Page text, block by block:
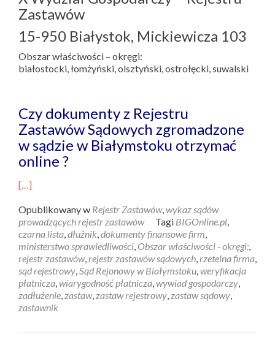
Zastawów
15-950 Białystok, Mickiewicza 103
Obszar właściwości – okręgi:
białostocki, łomżyński, olsztyński, ostrołęcki, suwalski
Czy dokumenty z Rejestru
Zastawów Sądowych zgromadzone
w sądzie w Białymstoku otrzymać
online ?
[…]
Opublikowany w Rejestr Zastawów,wykaz sądów
prowadzących rejestr zastawów
Tagi BIGOnline.pl,
czarna lista,dłużnik,dokumenty finansowe firm,
ministerstwo sprawiedliwości, Obszar właściwości - okręgi:,
rejestr zastawów,rejestr zastawów sądowych,rzetelna firma,
sąd rejestrowy,Sąd Rejonowy w Białymstoku,weryfikacja
płatnicza,wiarygodność płatnicza,wywiad gospodarczy,
zadłużenie,zastaw,zastaw rejestrowy,zastaw sądowy,
zastawnik